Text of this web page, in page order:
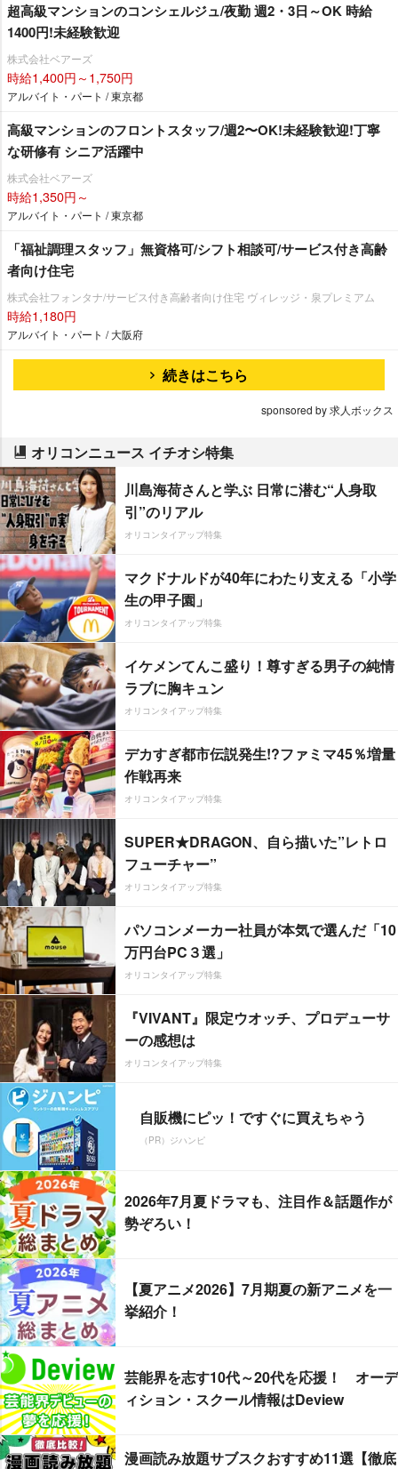
超高級マンションのコンシェルジュ/夜勤 週2・3日～OK 時給
1400円!未経験歓迎
株式会社ベアーズ
時給1,400円～1,750円
アルバイト・パート / 東京都
⾼級マンションのフロントスタッフ/週2〜OK!未経験歓迎!丁寧
な研修有 シニア活躍中
株式会社ベアーズ
時給1,350円～
アルバイト・パート / 東京都
「福祉調理スタッフ」無資格可/シフト相談可/サービス付き高齢
者向け住宅
株式会社フォンタナ/サービス付き高齢者向け住宅 ヴィレッジ・泉プレミアム
時給1,180円
アルバイト・パート / 大阪府
続きはこちら
sponsored by 求人ボックス
オリコンニュース イチオシ特集
川島海荷さんと学ぶ 日常に潜む“人身取
引”のリアル
オリコンタイアップ特集
マクドナルドが40年にわたり支える「小学
生の甲子園」
オリコンタイアップ特集
イケメンてんこ盛り！尊すぎる男子の純情
ラブに胸キュン
オリコンタイアップ特集
デカすぎ都市伝説発生!?ファミマ45％増量
作戦再来
オリコンタイアップ特集
SUPER★DRAGON、自ら描いた”レトロ
フューチャー”
オリコンタイアップ特集
パソコンメーカー社員が本気で選んだ「10
万円台PC３選」
オリコンタイアップ特集
『VIVANT』限定ウオッチ、プロデューサ
ーの感想は
オリコンタイアップ特集
自販機にピッ！ですぐに買えちゃう
（PR）ジハンピ
2026年7月夏ドラマも、注目作＆話題作が
勢ぞろい！
【夏アニメ2026】7月期夏の新アニメを一
挙紹介！
芸能界を志す10代～20代を応援！ オーデ
ィション・スクール情報はDeview
漫画読み放題サブスクおすすめ11選【徹底